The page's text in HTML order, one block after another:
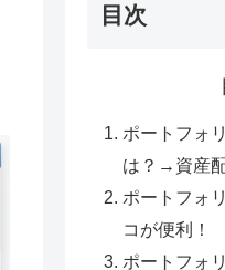
目次
ポートフォ
は？→資産
ポートフォ
コが便利！
ポートフォ